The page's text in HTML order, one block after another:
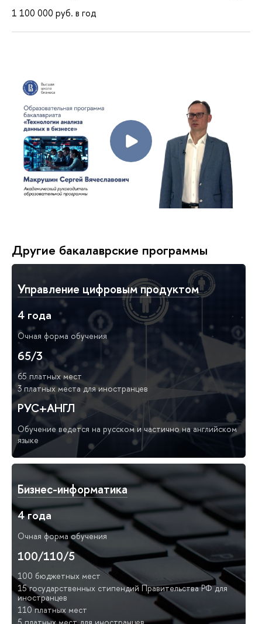
1 100 000 руб. в год
Другие бакалаврские программы
Управление цифровым продуктом
4 года
Очная форма обучения
65/3
65 платных мест
3 платных места для иностранцев
РУС+АНГЛ
Обучение ведется на русском и частично на английском
языке
Бизнес-информатика
4 года
Очная форма обучения
100/110/5
100 бюджетных мест
15 государственных стипендий Правительства РФ для
иностранцев
110 платных мест